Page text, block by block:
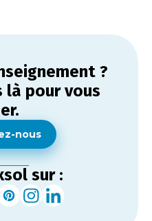
?
là pour vous
nous
sur :